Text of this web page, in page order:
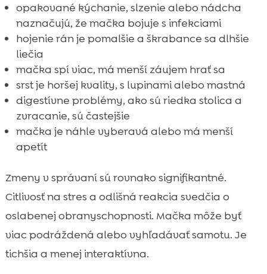
opakované kýchanie, slzenie alebo nádcha
naznačujú, že mačka bojuje s infekciami
hojenie rán je pomalšie a škrabance sa dlhšie
liečia
mačka spí viac, má menší záujem hrať sa
srst je horšej kvality, s lupinami alebo mastná
digestívne problémy, ako sú riedka stolica a
zvracanie, sú častejšie
mačka je náhle vyberavá alebo má menší
apetít
Zmeny v správaní sú rovnako signifikantné.
Citlivosť na stres a odlišná reakcia svedčia o
oslabenej obranyschopnosti. Mačka môže byť
viac podráždená alebo vyhľadávať samotu. Je
tichšia a menej interaktívna.